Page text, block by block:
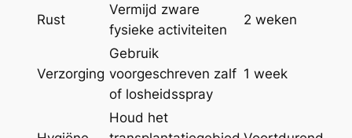
Rust
Vermijd zware
fysieke activiteiten
2 weken
Verzorging
Gebruik
voorgeschreven zalf
of losheidsspray
1 week
Houd het